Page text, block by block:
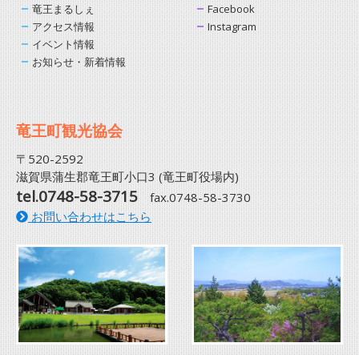
竜王まるしぇ
アクセス情報
イベント情報
お知らせ・新着情報
Facebook
Instagram
竜王町観光協会
〒520-2592
滋賀県蒲生郡竜王町小口3 (竜王町役場内)
tel.0748-58-3715 fax.0748-58-3730
お問い合わせはこちら